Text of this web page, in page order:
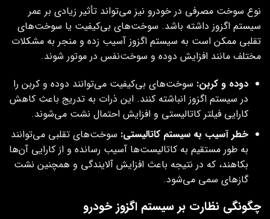
نوع سوخت مصرفی در خودرو نیز می‌تواند تأثیر زیادی بر عمر
سیستم اگزوز داشته باشد. سوخت‌های بی‌کیفیت یا سوخت‌های
تقلبی ممکن است به سیستم اگزوز آسیب زده و منجر به مشکلات
مختلف مانند افزایش دوده و سوخت‌نفس در موتور شوند.
دوده و کربن: سوخت‌های بی‌کیفیت می‌توانند دوده و کربن را
در سیستم اگزوز انباشته کنند. این ذرات به تدریج باعث کاهش
کارایی فیلتر کاتالیستی و افزایش احتمال نشت می‌شوند.
خطر آسیب به سیستم کاتالیستی: سوخت‌های تقلبی می‌توانند
به طور مستقیم به کاتالیست‌ها آسیب رسانده و از کارایی آن‌ها
بکاهند، که در نتیجه باعث افزایش آلایندگی و همچنین نشت
گازهای سمی می‌شود.
چگونگی نظارت بر سیستم اگزوز خودرو